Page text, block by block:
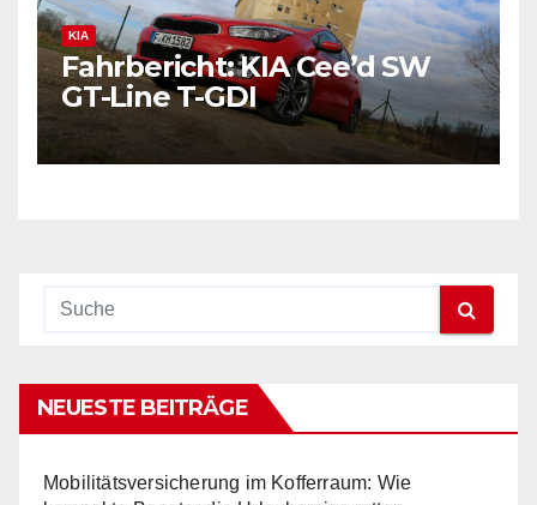
KIA
Fahrbericht: KIA Cee’d SW
GT-Line T-GDI
NEUESTE BEITRÄGE
Mobilitätsversicherung im Kofferraum: Wie